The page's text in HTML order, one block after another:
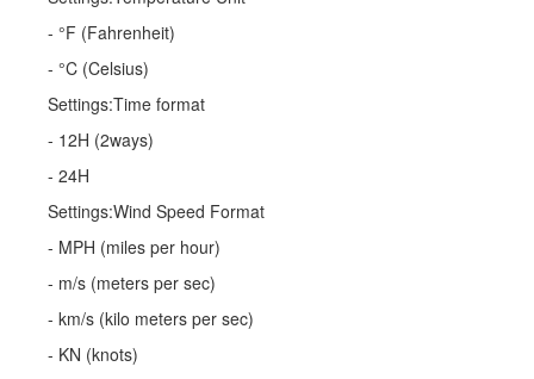
- °F (Fahrenheit)
- °C (Celsius)
Settings:Time format
- 12H (2ways)
- 24H
Settings:Wind Speed Format
- MPH (miles per hour)
- m/s (meters per sec)
- km/s (kilo meters per sec)
- KN (knots)